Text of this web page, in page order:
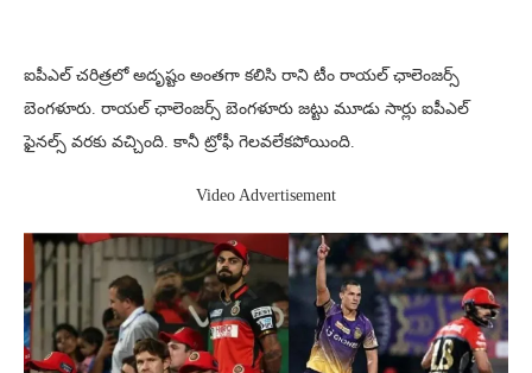
ఐపీఎల్ చరిత్రలో అదృష్టం అంతగా కలిసి రాని టీం రాయల్ ఛాలెంజర్స్
బెంగళూరు. రాయల్ ఛాలెంజర్స్ బెంగళూరు జట్టు మూడు సార్లు ఐపీఎల్
ఫైనల్స్ వరకు వచ్చింది. కానీ ట్రోఫీ గెలవలేకపోయింది.
Video Advertisement